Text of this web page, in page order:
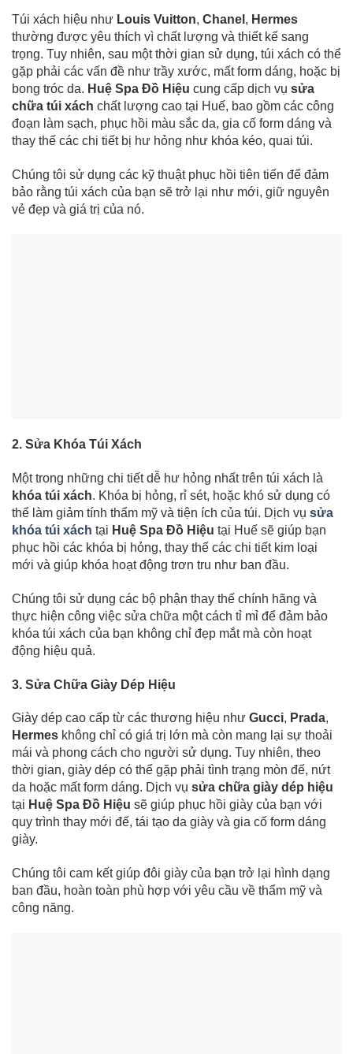
Túi xách hiệu như Louis Vuitton, Chanel , Hermes
thường được yêu thích vì chất lượng và thiết kế sang
trọng. Tuy nhiên, sau một thời gian sử dụng, túi xách có thể
gặp phải các vấn đề như trầy xước, mất form dáng, hoặc bị
bong tróc da. Huệ Spa Đồ Hiệu cung cấp dịch vụ sửa
chữa túi xách chất lượng cao tại Huế, bao gồm các công
đoạn làm sạch, phục hồi màu sắc da, gia cố form dáng và
thay thế các chi tiết bị hư hỏng như khóa kéo, quai túi.
Chúng tôi sử dụng các kỹ thuật phục hồi tiên tiến để đảm
bảo rằng túi xách của bạn sẽ trở lại như mới, giữ nguyên
vẻ đẹp và giá trị của nó.
2. Sửa Khóa Túi Xách
Một trong những chi tiết dễ hư hỏng nhất trên túi xách là
khóa túi xách. Khóa bị hỏng, rỉ sét, hoặc khó sử dụng có
thể làm giảm tính thẩm mỹ và tiện ích của túi. Dịch vụ sửa
khóa túi xách tại Huệ Spa Đồ Hiệu tại Huế sẽ giúp bạn
phục hồi các khóa bị hỏng, thay thế các chi tiết kim loại
mới và giúp khóa hoạt động trơn tru như ban đầu.
Chúng tôi sử dụng các bộ phận thay thế chính hãng và
thực hiện công việc sửa chữa một cách tỉ mỉ để đảm bảo
khóa túi xách của bạn không chỉ đẹp mắt mà còn hoạt
động hiệu quả.
3. Sửa Chữa Giày Dép Hiệu
Giày dép cao cấp từ các thương hiệu như Gucci, Prada,
Hermes không chỉ có giá trị lớn mà còn mang lại sự thoải
mái và phong cách cho người sử dụng. Tuy nhiên, theo
thời gian, giày dép có thể gặp phải tình trạng mòn đế, nứt
da hoặc mất form dáng. Dịch vụ sửa chữa giày dép hiệu
tại Huệ Spa Đồ Hiệu sẽ giúp phục hồi giày của bạn với
quy trình thay mới đế, tái tạo da giày và gia cố form dáng
giày.
Chúng tôi cam kết giúp đôi giày của bạn trở lại hình dạng
ban đầu, hoàn toàn phù hợp với yêu cầu về thẩm mỹ và
công năng.